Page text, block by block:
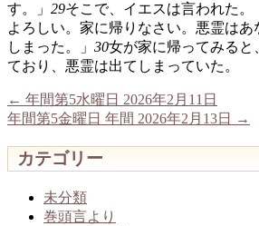
す。」 29そこで、イエスは言われた。
よろしい。家に帰りなさい。悪霊はあ
しまった。」 30女が家に帰ってみると
ており、悪霊は出てしまっていた。
← 年間第5水曜日 2026年2月11日
年間第5金曜日 年間 2026年2月13日
→
カテゴリー
未分類
巻頭言より